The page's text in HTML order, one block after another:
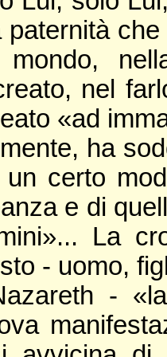
paternità
mondo,
nel
«ad
ha
un certo
e di
La
- uomo,
-